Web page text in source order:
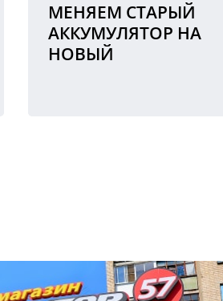
МЕНЯЕМ СТАРЫЙ
АККУМУЛЯТОР НА
НОВЫЙ